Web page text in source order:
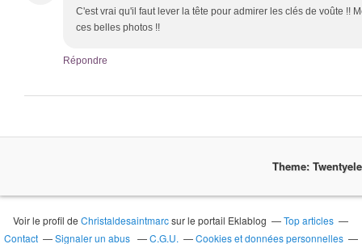
C'est vrai qu'il faut lever la tête pour admirer les clés de voûte !!
ces belles photos !!
Répondre
Theme:
Voir le profil deChristaldesaintmarcsur le portail Eklablog
Top articles
Contact
Signaler un abus C.G.U.
Cookies et données personnelles